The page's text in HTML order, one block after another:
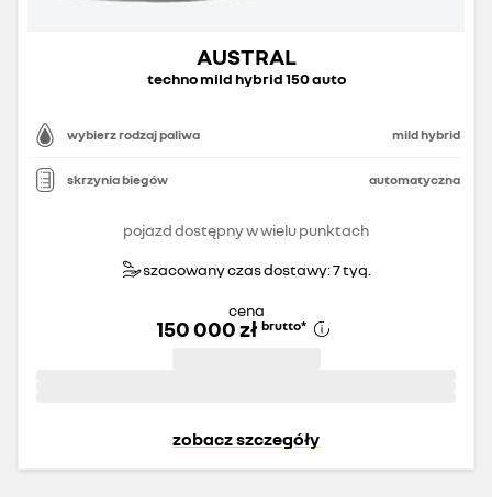
AUSTRAL
techno mild hybrid 150 auto
wybierz rodzaj paliwa mild hybrid
skrzynia biegów automatyczna
pojazd dostępny w wielu punktach
szacowany czas dostawy: 7 tyg.
cena
150 000 zł brutto*
zobacz szczegóły